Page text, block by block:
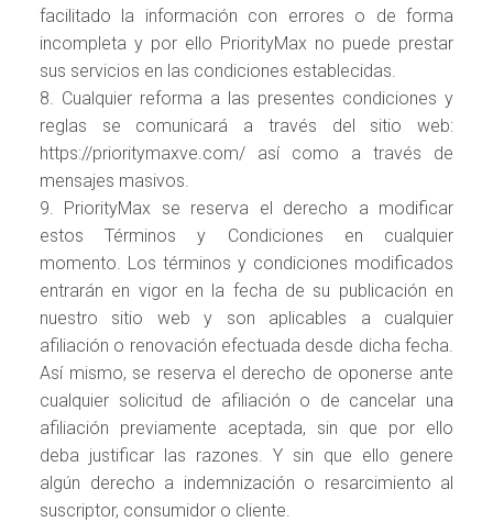
facilitado la información con errores o de forma
incompleta y por ello PriorityMax no puede prestar
sus servicios en las condiciones establecidas.
8. Cualquier reforma a las presentes condiciones y
reglas se comunicará a través del sitio web:
https://prioritymaxve.com/ así como a través de
mensajes masivos.
9. PriorityMax se reserva el derecho a modificar
estos Términos y Condiciones en cualquier
momento. Los términos y condiciones modificados
entrarán en vigor en la fecha de su publicación en
nuestro sitio web y son aplicables a cualquier
afiliación o renovación efectuada desde dicha fecha.
Así mismo, se reserva el derecho de oponerse ante
cualquier solicitud de afiliación o de cancelar una
afiliación previamente aceptada, sin que por ello
deba justificar las razones. Y sin que ello genere
algún derecho a indemnización o resarcimiento al
suscriptor, consumidor o cliente.